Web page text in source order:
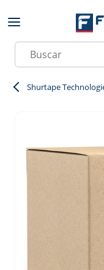
Skip to main
Site Search
Shurtape